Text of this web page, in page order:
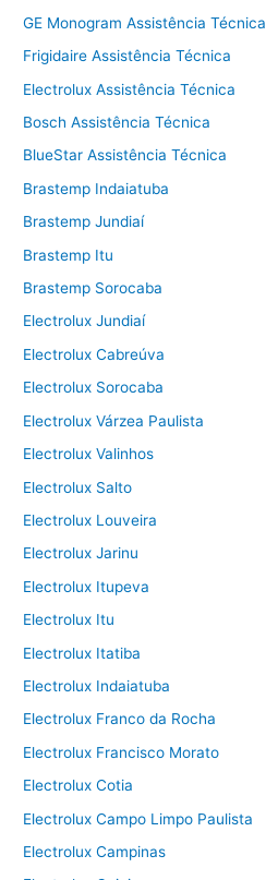
GE Monogram Assistência Técnica
Frigidaire Assistência Técnica
Electrolux Assistência Técnica
Bosch Assistência Técnica
BlueStar Assistência Técnica
Brastemp Indaiatuba
Brastemp Jundiaí
Brastemp Itu
Brastemp Sorocaba
Electrolux Jundiaí
Electrolux Cabreúva
Electrolux Sorocaba
Electrolux Várzea Paulista
Electrolux Valinhos
Electrolux Salto
Electrolux Louveira
Electrolux Jarinu
Electrolux Itupeva
Electrolux Itu
Electrolux Itatiba
Electrolux Indaiatuba
Electrolux Franco da Rocha
Electrolux Francisco Morato
Electrolux Cotia
Electrolux Campo Limpo Paulista
Electrolux Campinas